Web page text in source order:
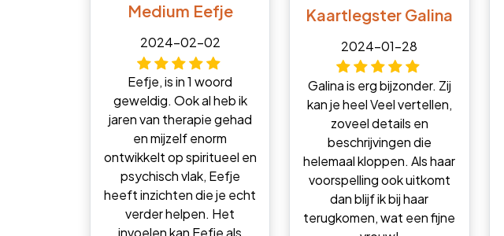
Medium Eefje
2024-02-02
Eefje, is in 1 woord
geweldig. Ook al heb ik
jaren van therapie gehad
en mijzelf enorm
ontwikkelt op spiritueel en
psychisch vlak, Eefje
heeft inzichten die je echt
verder helpen. Het
Kaartlegster Galina
2024-01-28
Galina is erg bijzonder. Zij
kan je heel Veel vertellen,
zoveel details en
beschrijvingen die
helemaal kloppen. Als haar
voorspelling ook uitkomt
dan blijf ik bij haar
terugkomen, wat een fijne